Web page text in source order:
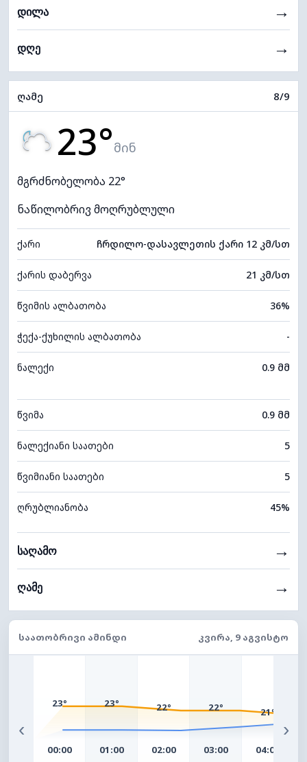
დილა →
დღე →
ღამე 8/9
23°მინ
მგრძნობელობა 22°
ნაწილობრივ მოღრუბლული
ქარი ჩრდილო-დასავლეთის ქარი 12 კმ/სთ
ქარის დაბერვა 21 კმ/სთ
წვიმის ალბათობა 36%
ჭექა-ქუხილის ალბათობა -
ნალექი 0.9 მმ
წვიმა 0.9 მმ
ნალექიანი საათები 5
წვიმიანი საათები 5
ღრუბლიანობა 45%
საღამო →
ღამე →
ᲡᲐᲐᲗᲝᲑᲠᲘᲕᲘ ᲐᲛᲘᲜᲓᲘ ᲙᲕᲘᲠᲐ, 9 ᲐᲒᲕᲘᲡᲢᲝ
‹
23°
00:00
23°
01:00
22°
02:00
22°
03:00
21°
04:00
›